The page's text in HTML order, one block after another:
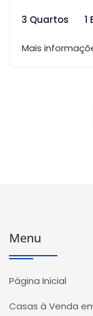
3 Quartos
1
Mais
Menu
Página Inicial
Casas à Venda